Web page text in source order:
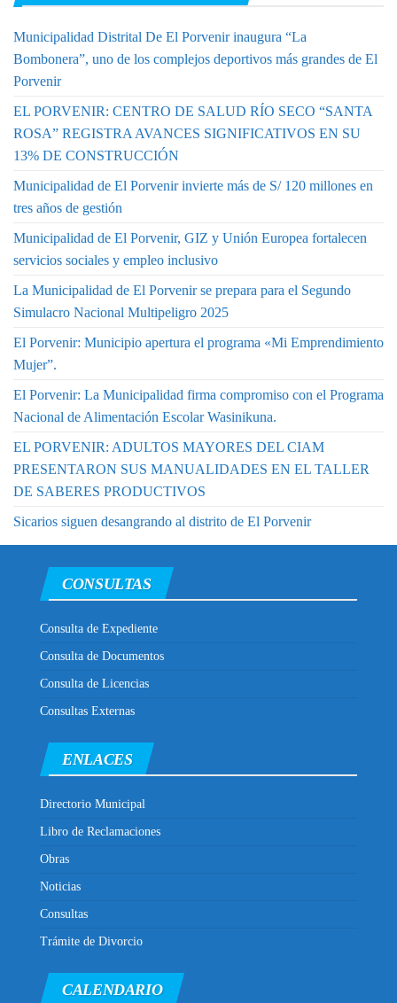
Municipalidad Distrital De El Porvenir inaugura “La
Bombonera”, uno de los complejos deportivos más grandes de El
Porvenir
EL PORVENIR: CENTRO DE SALUD RÍO SECO “SANTA
ROSA” REGISTRA AVANCES SIGNIFICATIVOS EN SU
13% DE CONSTRUCCIÓN
Municipalidad de El Porvenir invierte más de S/ 120 millones en
tres años de gestión
Municipalidad de El Porvenir, GIZ y Unión Europea fortalecen
servicios sociales y empleo inclusivo
La Municipalidad de El Porvenir se prepara para el Segundo
Simulacro Nacional Multipeligro 2025
El Porvenir: Municipio apertura el programa «Mi Emprendimiento
Mujer”.
El Porvenir: La Municipalidad firma compromiso con el Programa
Nacional de Alimentación Escolar Wasinikuna.
EL PORVENIR: ADULTOS MAYORES DEL CIAM
PRESENTARON SUS MANUALIDADES EN EL TALLER
DE SABERES PRODUCTIVOS
Sicarios siguen desangrando al distrito de El Porvenir
CONSULTAS
Consulta de Expediente
Consulta de Documentos
Consulta de Licencias
Consultas Externas
ENLACES
Directorio Municipal
Libro de Reclamaciones
Obras
Noticias
Consultas
Trámite de Divorcio
CALENDARIO